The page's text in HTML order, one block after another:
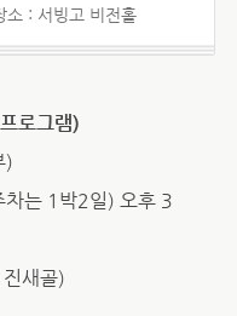
소 : 서빙고 비전홀
로그램)
)
는 1박2일) 오후 3
새골)